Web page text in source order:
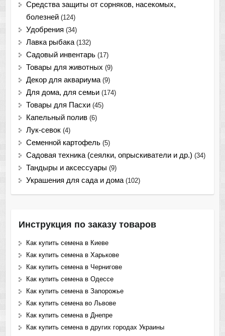
Средства защиты от сорняков, насекомых,
болезней (124)
Удобрения (34)
Лавка рыбака (132)
Садовый инвентарь (17)
Товары для животных (9)
Декор для аквариума (9)
Для дома, для семьи (174)
Товары для Пасхи (45)
Капельный полив (6)
Лук-севок (4)
Семенной картофель (5)
Садовая техника (сеялки, опрыскиватели и др.) (34)
Тандыры и аксессуары (9)
Украшения для сада и дома (102)
Инструкция по заказу товаров
Как купить семена в Киеве
Как купить семена в Харькове
Как купить семена в Чернигове
Как купить семена в Одессе
Как купить семена в Запорожье
Как купить семена во Львове
Как купить семена в Днепре
Как купить семена в других городах Украины